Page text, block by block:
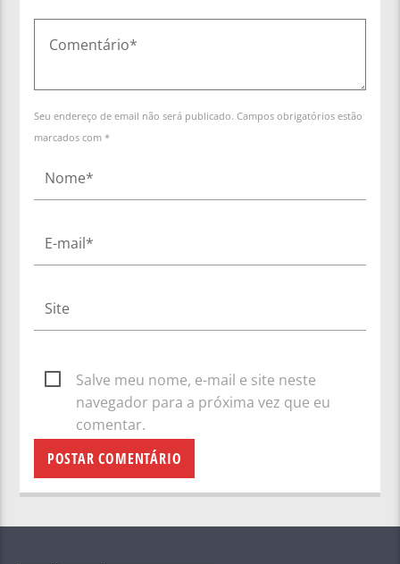
Seu endereço de email não será publicado. Campos obrigatórios estão
marcados com *
Salve meu nome, e-mail e site neste
navegador para a próxima vez que eu
comentar.